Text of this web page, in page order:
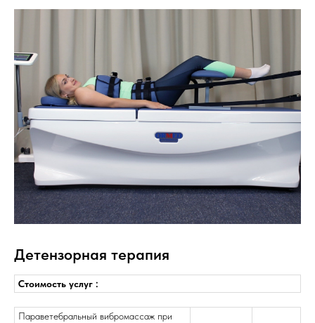
Детензорная терапия
Стоимость услуг :
Параветебральный вибромассаж при